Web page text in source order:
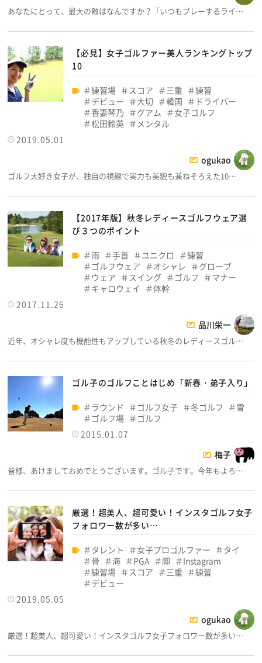
あなたにとって、最大の敵はなんですか？「いつもプレーするライ…
【必見】女子ゴルファー美人ランキングトップ
10
練習場 スコア 三重
練習
デビュー
大切 韓国
ドライバー
香妻琴乃
グアム
女子ゴルフ
松田鈴英
メンタル
2019.05.01
ogukao
ゴルフ大好き女子が、独自の視線で実力も美貌も兼ねそろえた10…
【2017年版】秋冬レディースゴルフウェア選
び３つのポイント
雨 手首 ユニクロ
練習
ゴルフウェア
オシャレ
グローブ
ウェア
スイング ゴルフ
マナー
キャロウェイ
体幹
2017.11.26
品川栄一
近年、オシャレ度も機能性もアップしている秋冬のレディースゴル…
ゴル子のゴルフことはじめ「新春・弟子入り」
ラウンド ゴルフ女子 冬ゴルフ
雪
ゴルフ場
ゴルフ
2015.01.07
梅子
皆様、あけましておめでとうございます。ゴル子です。今年もよろ…
厳選！超美人、超可愛い！インスタゴルフ女子
フォロワー数が多い…
タレント 女子プロゴルファー
タイ
骨
海 PGA 脚
Instagram
練習場
スコア 三重
練習
デビュー
2019.05.05
ogukao
厳選！超美人、超可愛い！インスタゴルフ女子フォロワー数が多い…